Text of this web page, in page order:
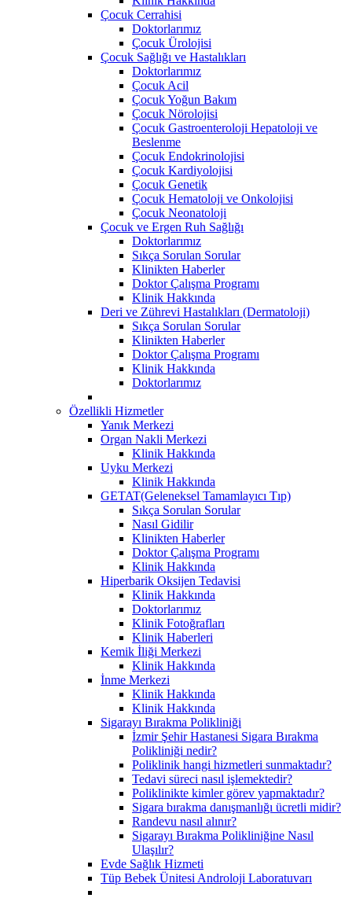
Çocuk Cerrahisi
Doktorlarımız
Çocuk Ürolojisi
Çocuk Sağlığı ve Hastalıkları
Doktorlarımız
Çocuk Acil
Çocuk Yoğun Bakım
Çocuk Nörolojisi
Çocuk Gastroenteroloji Hepatoloji ve
Beslenme
Çocuk Endokrinolojisi
Çocuk Kardiyolojisi
Çocuk Genetik
Çocuk Hematoloji ve Onkolojisi
Çocuk Neonatoloji
Çocuk ve Ergen Ruh Sağlığı
Doktorlarımız
Sıkça Sorulan Sorular
Klinikten Haberler
Doktor Çalışma Programı
Klinik Hakkında
Deri ve Zührevi Hastalıkları (Dermatoloji)
Sıkça Sorulan Sorular
Klinikten Haberler
Doktor Çalışma Programı
Klinik Hakkında
Doktorlarımız
Özellikli Hizmetler
Yanık Merkezi
Organ Nakli Merkezi
Klinik Hakkında
Uyku Merkezi
Klinik Hakkında
GETAT(Geleneksel Tamamlayıcı Tıp)
Sıkça Sorulan Sorular
Nasıl Gidilir
Klinikten Haberler
Doktor Çalışma Programı
Klinik Hakkında
Hiperbarik Oksijen Tedavisi
Klinik Hakkında
Doktorlarımız
Klinik Fotoğrafları
Klinik Haberleri
Kemik İliği Merkezi
Klinik Hakkında
İnme Merkezi
Klinik Hakkında
Klinik Hakkında
Sigarayı Bırakma Polikliniği
İzmir Şehir Hastanesi Sigara Bırakma
Polikliniği nedir?
Poliklinik hangi hizmetleri sunmaktadır?
Tedavi süreci nasıl işlemektedir?
Poliklinikte kimler görev yapmaktadır?
Sigara bırakma danışmanlığı ücretli midir?
Randevu nasıl alınır?
Sigarayı Bırakma Polikliniğine Nasıl
Ulaşılır?
Evde Sağlık Hizmeti
Tüp Bebek Ünitesi Androloji Laboratuvarı